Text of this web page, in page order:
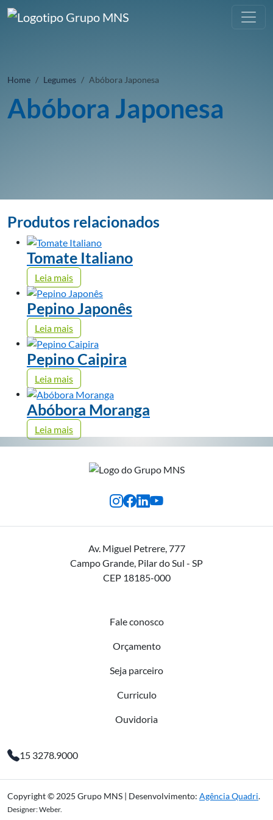
Home Legumes Abóbora Japonesa
Abóbora Japonesa
Produtos relacionados
Tomate Italiano
Leia mais
Pepino Japonês
Leia mais
Pepino Caipira
Leia mais
Abóbora Moranga
Leia mais
Av. Miguel Petrere, 777
Campo Grande, Pilar do Sul - SP
CEP 18185-000
Fale conosco
Orçamento
Seja parceiro
Curriculo
Ouvidoria
15 3278.9000
Copyright © 2025 Grupo MNS | Desenvolvimento: Agência Quadri.
Designer: Weber.